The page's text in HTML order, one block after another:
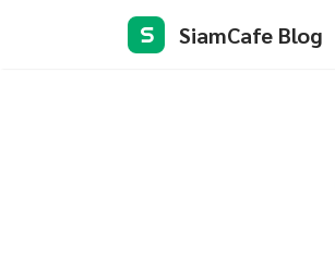
S SiamCafe Blog